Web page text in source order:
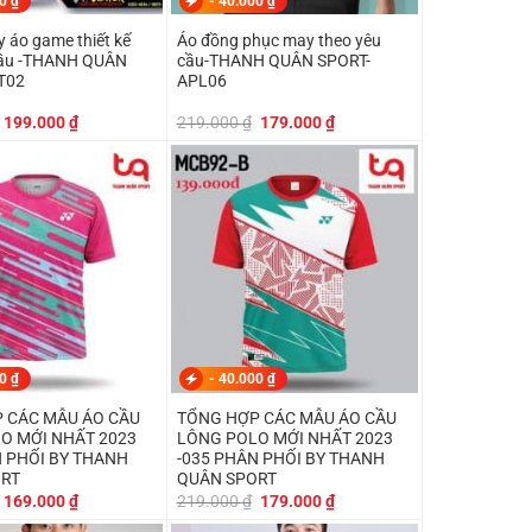
áo game thiết kế
-THANH QUÂN
Giá
199.000₫Giá
hiện
199.000 ₫.
Áo đồng phục may theo yêu
cầu-THANH QUÂN SPORT-
APL06
219.000₫ Giá
179.000₫Giá
hiện
179.000 ₫.
₫
CÁC MẪU ÁO CẦU
MỚI NHẤT 2023
BY THANH
Giá
169.000₫Giá
hiện
- 40.000 ₫
TỔNG HỢP CÁC MẪU ÁO CẦU
LÔNG POLO MỚI NHẤT 2023
-035 PHÂN PHỐI BY THANH
QUÂN SPORT
219.000₫ Giá
179.000₫Giá
hiện